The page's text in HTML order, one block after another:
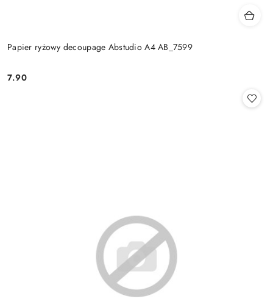
Papier ryżowy decoupage Abstudio A4 AB_7599
Cena:
7.90